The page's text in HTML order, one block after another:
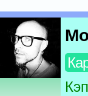
Кэп